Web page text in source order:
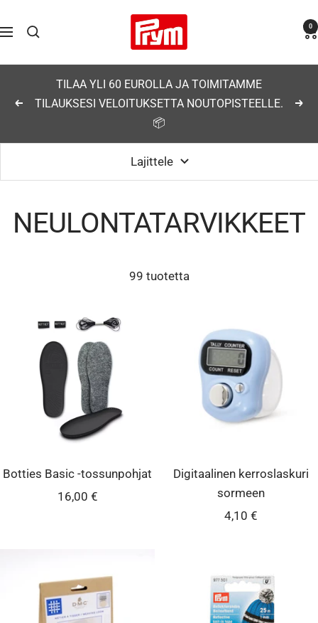
sisältöön
Navigaatio
Prym 0
Edellinen
TILAA YLI 60 EUROLLA JA TOIMITAMME
TILAUKSESI VELOITUKSETTA NOUTOPISTEELLE.
📦
Lajittele
NEULONTATARVIKKEET
99 tuotetta
Botties Basic -tossunpohjat
Alennushinta
16,00 €
Digitaalinen kerroslaskuri
sormeen
Alennushinta
4,10 €